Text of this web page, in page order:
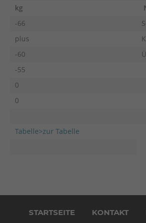
kg
-66
plus
-60
-55
0
0
Tabelle>zur Tabelle
überspringen
STARTSEITE KONTAKT